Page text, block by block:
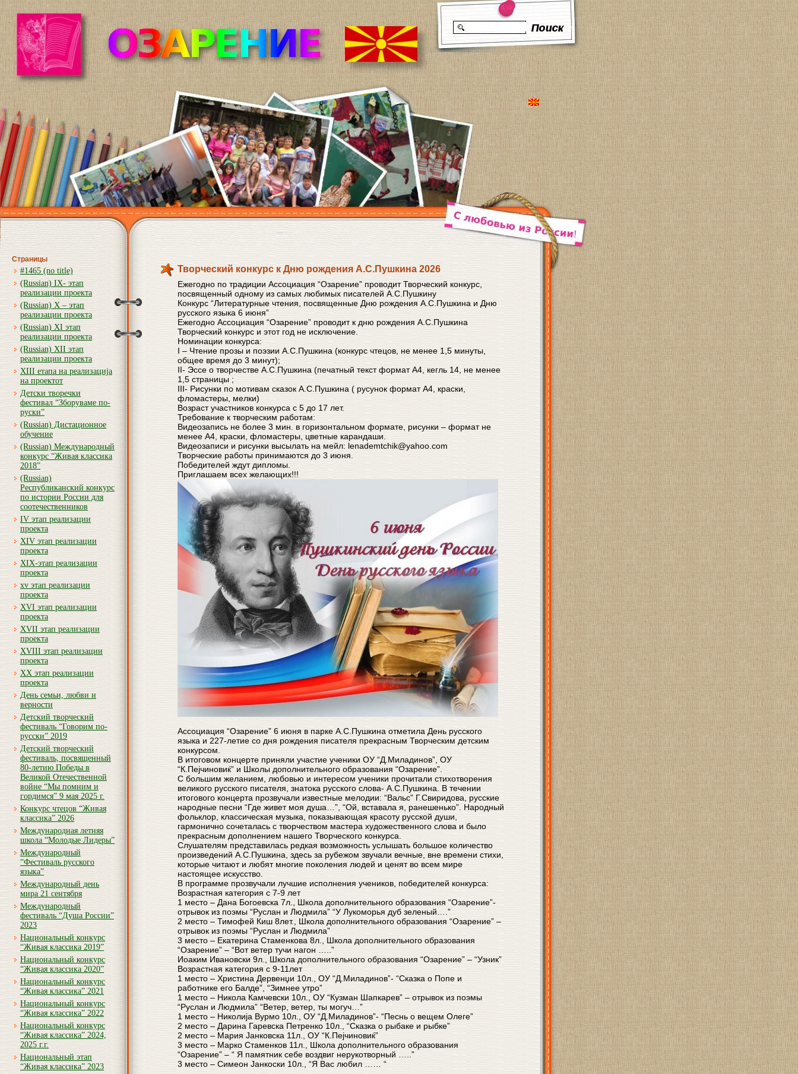
Страницы
#1465 (no title)
(Russian) IX- этап
реализации проекта
(Russian) X – этап
реализации проекта
(Russian) XI этап
реализации проекта
(Russian) XII этап
реализации проекта
XIII етапа на реализација
на проектот
Детски творечки
фестивал “Зборуваме по-
руски”
(Russian) Дистационное
обучение
(Russian) Международный
конкурс “Живая классика
2018”
(Russian)
Республиканский конкурс
по истории России для
соотечественников
IV этап реализации
проекта
XIV этап реализации
проекта
XIX-этап реализации
проекта
xv этап реализации
проекта
XVI этап реализации
проекта
XVII этап реализации
проекта
XVIII этап реализации
проекта
XX этап реализации
проекта
День семьи, любви и
верности
Детский творческий
фестиваль “Говорим по-
русски” 2019
Детский творческий
фестиваль, посвященный
80-летию Победы в
Великой Отечественной
войне “Мы помним и
гордимся” 9 мая 2025 г.
Конкурс чтецов “Живая
классика” 2026
Международная летняя
школа “Молодые Лидеры”
Международный
“Фестиваль русского
языка”
Международный день
мира 21 сентября
Международный
фестиваль “Душа России”
2023
Национальный конкурс
“Живая классика 2019”
Национальный конкурс
“Живая классика 2020”
Национальный конкурс
“Живая классика” 2021
Национальный конкурс
“Живая классика” 2022
Национальный конкурс
“Живая классика” 2024,
2025 г.г.
Национальный этап
“Живая классика” 2023
Творческий конкурс к Дню рождения А.С.Пушкина 2026
Ежегодно по традиции Ассоциация “Озарение” проводит Творческий конкурс,
посвященный одному из самых любимых писателей А.С.Пушкину
Конкурс “Литературные чтения, посвященные Дню рождения А.С.Пушкина и Дню
русского языка 6 июня”
Ежегодно Ассоциация “Озарение” проводит к дню рождения А.С.Пушкина
Творческий конкурс и этот год не исключение.
Номинации конкурса:
I – Чтение прозы и поэзии А.С.Пушкина (конкурс чтецов, не менее 1,5 минуты,
общее время до 3 минут);
II- Эссе о творчестве А.С.Пушкина (печатный текст формат А4, кегль 14, не менее
1,5 страницы ;
III- Рисунки по мотивам сказок А.С.Пушкина ( русунок формат А4, краски,
фломастеры, мелки)
Возраст участников конкурса с 5 до 17 лет.
Требование к творческим работам:
Видеозапись не более 3 мин. в горизонтальном формате, рисунки – формат не
менее А4, краски, фломастеры, цветные карандаши.
Видеозаписи и рисунки высылать на мейл: lenademtchik@yahoo.com
Творческие работы принимаются до 3 июня.
Победителей ждут дипломы.
Приглашаем всех желающих!!!
Ассоциация “Озарение” 6 июня в парке А.С.Пушкина отметила День русского
языка и 227-летие со дня рождения писателя прекрасным Творческим детским
конкурсом.
В итоговом концерте приняли участие ученики ОУ “Д.Миладинов”, ОУ
“К.Пејчиновиќ” и Школы дополнительного образования “Озарение”.
С большим желанием, любовью и интересом ученики прочитали стихотворения
великого русского писателя, знатока русского слова- А.С.Пушкина. В течении
итогового концерта прозвучали известные мелодии: “Вальс” Г.Свиридова, русские
народные песни “Где живет моя душа…”, “Ой, вставала я, ранешенько”. Народный
фольклор, классическая музыка, показывающая красоту русской души,
гармонично сочеталась с творчеством мастера художественного слова и было
прекрасным дополнением нашего Творческого конкурса.
Слушателям представилась редкая возможность услышать большое количество
произведений А.С.Пушкина, здесь за рубежом звучали вечные, вне времени стихи,
которые читают и любят многие поколения людей и ценят во всем мире
настоящее искусство.
В программе прозвучали лучшие исполнения учеников, победителей конкурса:
Возрастная категория с 7-9 лет
1 место – Дана Богоевска 7л., Школа дополнительного образования “Озарение”-
отрывок из поэмы “Руслан и Людмила” “У Лукоморья дуб зеленый….”
2 место – Тимофей Киш 8лет., Школа дополнительного образования “Озарение” –
отрывок из поэмы “Руслан и Людмила”
3 место – Екатерина Стаменкова 8л., Школа дополнительного образования
“Озарение” – “Вот ветер тучи нагон …..”
Иоаким Ивановски 9л., Школа дополнительного образования “Озарение” – “Узник”
Возрастная категория с 9-11лет
1 место – Христина Дервенџи 10л., ОУ “Д.Миладинов”- “Сказка о Попе и
работнике его Балде”, “Зимнее утро”
1 место – Никола Камчевски 10л., ОУ “Кузман Шапкарев” – отрывок из поэмы
“Руслан и Людмила” “Ветер, ветер, ты могуч…”
1 место – Николија Вурмо 10л., ОУ “Д.Миладинов”- “Песнь о вещем Олеге”
2 место – Дарина Гаревска Петренко 10л., “Сказка о рыбаке и рыбке”
2 место – Мария Јанковска 11л., ОУ “К.Пејчиновиќ”
3 место – Марко Стаменков 11л., Школа дополнительного образования
“Озарение” – “ Я памятник себе воздвиг нерукотворный …..”
3 место – Симеон Јанкоски 10л., “Я Вас любил …… “